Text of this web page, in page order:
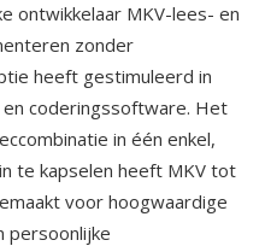
ontwikkelaar MKV-lees- en
zonder
heeft gestimuleerd in
coderingssoftware. Het
in één enkel,
te kapselen heeft MKV tot
voor hoogwaardige
persoonlijke